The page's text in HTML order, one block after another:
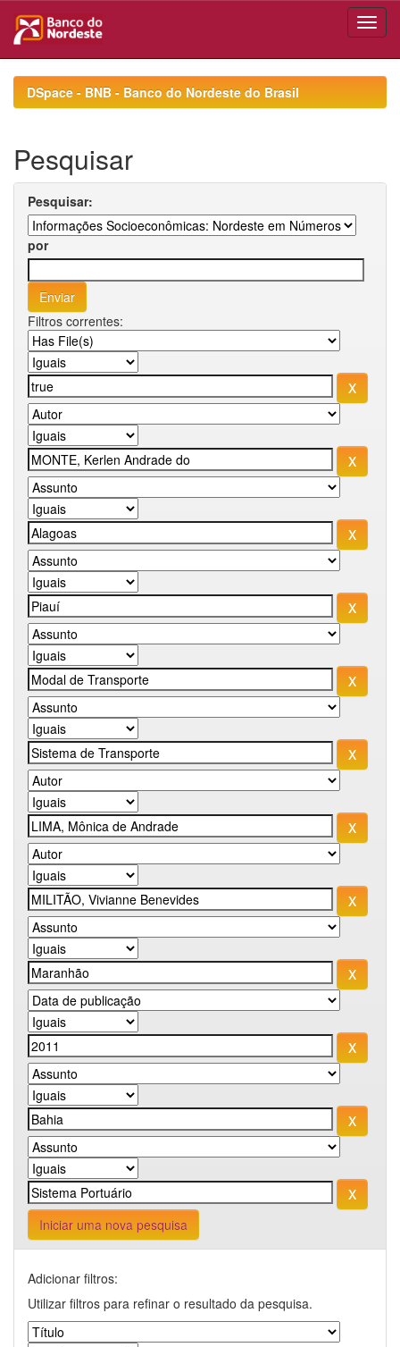
navigationDSpace - BNB - Banco do Nordeste do Brasil
Pesquisar
Pesquisar:
por
Filtros correntes:
Iniciar uma nova pesquisa
Adicionar filtros:
Utilizar filtros para refinar o resultado da pesquisa.